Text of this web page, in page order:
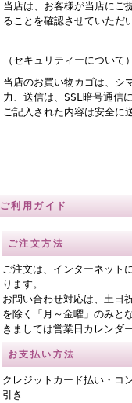
当店は、お客様が当店にご
ることを確認させていただ
（セキュリティーについて）
当店のお買い物カゴは、シ
力、送信は、SSL暗号通信
ご記入された内容は安全に
ご利用ガイド
ご注文方法
ご注文は、インターネット
ります。
お問い合わせ対応は、土日
を除く「月～金曜」のみと
きましては営業日カレンダ
お支払い方法
クレジットカード払い・コ
引き